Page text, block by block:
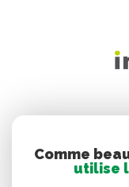
Comme
utilise